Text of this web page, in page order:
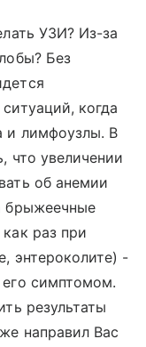
УЗИ? Из-за
Без
когда
и лимфоузлы. В
что увеличении
об анемии
брыжеечные
раз при
энтероколите) -
симптомом.
результаты
направил Вас